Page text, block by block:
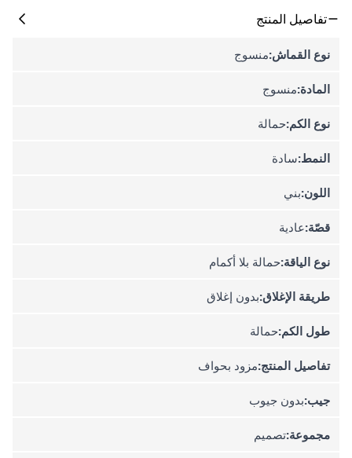
تفاصيل المنتج
نوع القماش:منسوج
المادة:منسوج
نوع الكم:حمالة
النمط:سادة
اللون:بني
قصّة:عادية
نوع الياقة:حمالة بلا أكمام
طريقة الإغلاق:بدون إغلاق
طول الكم:حمالة
تفاصيل المنتج:مزود بحواف
جيب:بدون جيوب
مجموعة:تصميم